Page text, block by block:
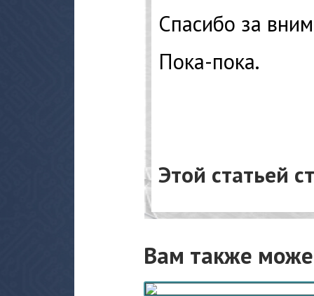
Спасибо за
Пока-пока.
Этой статьей
Вам также